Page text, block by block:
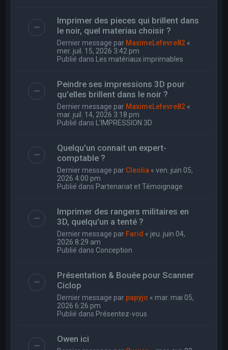
Imprimer des pieces qui brillent dans
le noir, quel materiau choisir ?
Dernier message par MaximeLefevre82 «
mer. juil. 15, 2026 3:42 pm
Publié dans Les matériaux imprimables
Peindre ses impressions 3D pour
qu'elles brillent dans le noir ?
Dernier message par MaximeLefevre82 «
mar. juil. 14, 2026 3:18 pm
Publié dans L'IMPRESSION 3D
Quelqu'un connait un expert-
comptable ?
Dernier message par Cleolia «ven. juin 05,
2026 4:00 pm
Publié dans Partenariat et Témoignage
Imprimer des rangers militaires en
3D, quelqu'un a tenté ?
Dernier message par Farid « jeu. juin 04,
2026 8:29 am
Publié dans Conception
Présentation & Bouée pour Scanner
Ciclop
Dernier message par papyjo « mar. mai 05,
2026 6:26 pm
Publié dans Présentez-vous
Owen ici